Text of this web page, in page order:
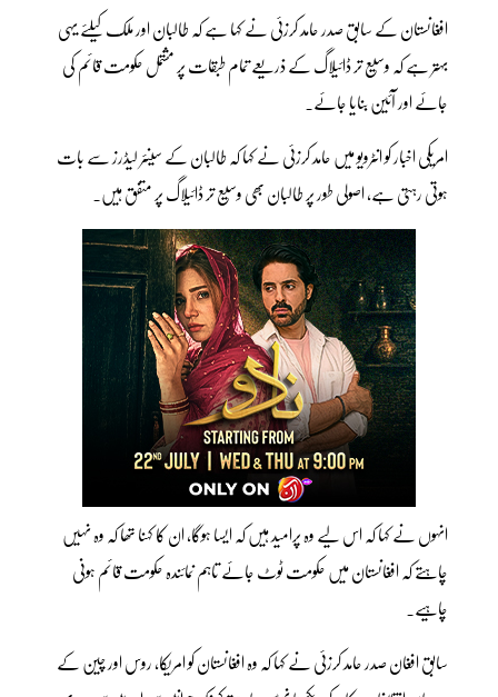
افغانستان کے سابق صدر حامد کرزئی نے کہا ہے کہ طالبان اور ملک کیلئے یہی
بہتر ہے کہ وسیع تر ڈائیلاگ کے ذریعے تمام طبقات پر مشتمل حکومت قائم کی
جائے اور آئین بنایا جائے۔
امریکی اخبار کو انٹرویو میں حامد کرزئی نے کہا کہ طالبان کے سینئر لیڈرز سے بات
ہوتی رہتی ہے، اصولی طور پر طالبان بھی وسیع تر ڈائیلاگ پر متفق ہیں۔
انہوں نے کہا کہ اس لیے وہ پرامید ہیں کہ ایسا ہوگا، ان کا کہنا تھا کہ وہ نہیں
چاہتے کہ افغانستان میں حکومت ٹوٹ جائے تاہم نمائندہ حکومت قائم ہونی
چاہیے۔
سابق افغان صدر حامد کرزئی نے کہا کہ وہ افغانستان کو امریکا، روس اور چین کے